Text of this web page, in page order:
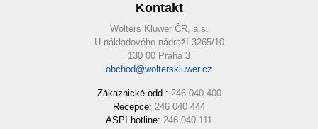
Kontakt
Wolters Kluwer ČR, a.s.
U nákladového nádraží 3265/10
130 00 Praha 3
obchod@wolterskluwer.cz
Zákaznické odd.: 246 040 400
Recepce: 246 040 444
ASPI hotline: 246 040 111